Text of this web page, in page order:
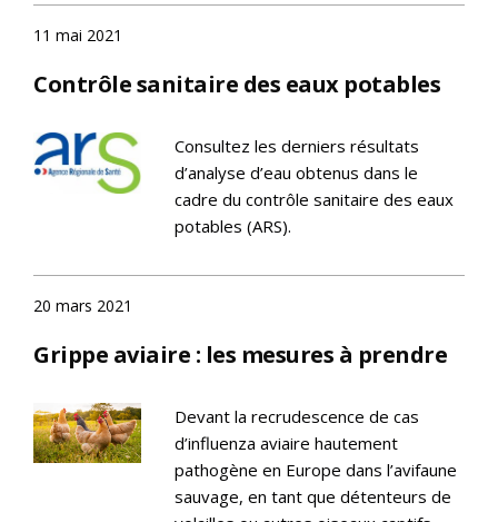
11 mai 2021
Contrôle sanitaire des eaux potables
Consultez les derniers résultats
d’analyse d’eau obtenus dans le
cadre du contrôle sanitaire des eaux
potables (ARS).
20 mars 2021
Grippe aviaire : les mesures à prendre
Devant la recrudescence de cas
d’influenza aviaire hautement
pathogène en Europe dans l’avifaune
sauvage, en tant que détenteurs de